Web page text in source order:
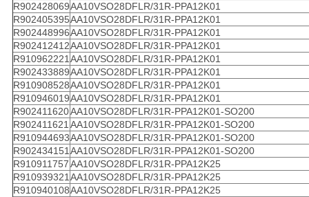
R902428069AA10VSO28DFLR/31R-PPA12K01
R902405395AA10VSO28DFLR/31R-PPA12K01
R902448996AA10VSO28DFLR/31R-PPA12K01
R902412412AA10VSO28DFLR/31R-PPA12K01
R910962221AA10VSO28DFLR/31R-PPA12K01
R902433889AA10VSO28DFLR/31R-PPA12K01
R910908528AA10VSO28DFLR/31R-PPA12K01
R910946019AA10VSO28DFLR/31R-PPA12K01
R902411620AA10VSO28DFLR/31R-PPA12K01-SO200
R902411621AA10VSO28DFLR/31R-PPA12K01-SO200
R910944693AA10VSO28DFLR/31R-PPA12K01-SO200
R902434151AA10VSO28DFLR/31R-PPA12K01-SO200
R910911757AA10VSO28DFLR/31R-PPA12K25
R910939321AA10VSO28DFLR/31R-PPA12K25
R910940108AA10VSO28DFLR/31R-PPA12K25